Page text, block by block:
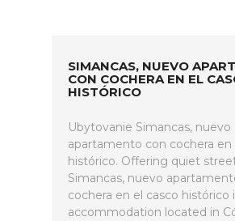
SIMANCAS, NUEVO
CON COCHERA EN EL
HISTÓRICO
Ubytovanie Simancas, nuevo
apartamento con cochera en
histórico. Offering quiet
Simancas, nuevo
cochera en el casco histórico
accommodation located in